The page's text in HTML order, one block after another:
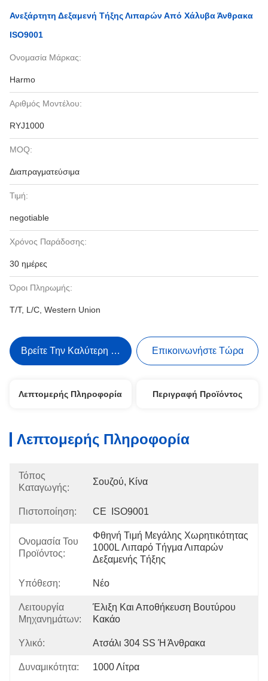
Ανεξάρτητη Δεξαμενή Τήξης Λιπαρών Από Χάλυβα Άνθρακα
ISO9001
Ονομασία Μάρκας:
Harmo
Αριθμός Μοντέλου:
RYJ1000
MOQ:
Διαπραγματεύσιμα
Τιμή:
negotiable
Χρόνος Παράδοσης:
30 ημέρες
Όροι Πληρωμής:
T/T, L/C, Western Union
Βρείτε Την Καλύτερη Τιμή Επικοινωνήστε Τώρα
Λεπτομερής Πληροφορία Περιγραφή Προϊόντος
Λεπτομερής Πληροφορία
Τόπος
Καταγωγής:
Σουζού, Κίνα
Πιστοποίηση: CE  ISO9001
Ονομασία Του
Προϊόντος:
Φθηνή Τιμή Μεγάλης Χωρητικότητας
1000L Λιπαρό Τήγμα Λιπαρών
Δεξαμενής Τήξης
Υπόθεση: Νέο
Λειτουργία
Μηχανημάτων:
Έλιξη Και Αποθήκευση Βουτύρου
Κακάο
Υλικό: Ατσάλι 304 SS Ή Άνθρακα
Δυναμικότητα: 1000 Λίτρα